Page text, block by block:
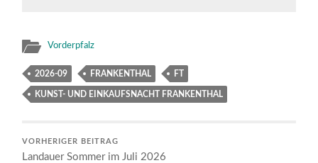
Vorderpfalz
2026-09 FRANKENTHAL FT
KUNST- UND EINKAUFSNACHT FRANKENTHAL
VORHERIGER BEITRAG
Landauer Sommer im Juli 2026